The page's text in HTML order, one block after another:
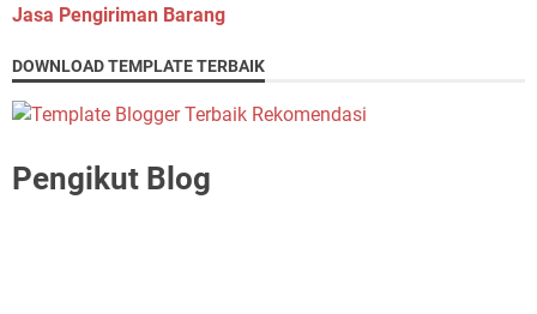
Jasa Pengiriman Barang
DOWNLOAD TEMPLATE TERBAIK
Pengikut Blog